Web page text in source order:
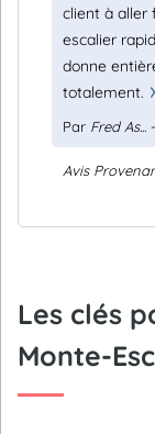
client à aller
escalier
donne
totalement.
Par Fred As...
Avis
Les clés
Monte-